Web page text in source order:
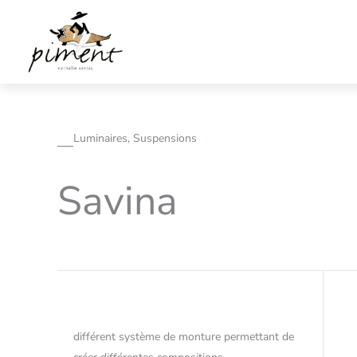
contenu
Luminaires, Suspensions
Savina
différent système de monture permettant de